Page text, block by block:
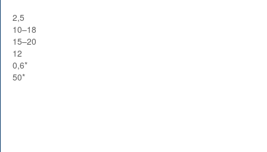
2,5
10–18
15–20
12
0,6*
50*